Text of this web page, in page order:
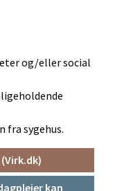
og/eller social
fra sygehus.
kan